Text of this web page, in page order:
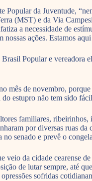
Popular da Juventude,
(MST) e da Via
a necessidade de
nossas ações. Estamos
Brasil Popular e
mês de novembro,
estupro não tem sido
familiares, ribeirinhos,
por diversas ruas
senado e prevê o
veio da cidade cearense
de lutar sempre, até
sofridas